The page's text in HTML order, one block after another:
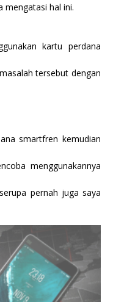
mengatasi hal ini.
kartu perdana
tersebut dengan
smartfren kemudian
menggunakannya
pernah juga saya